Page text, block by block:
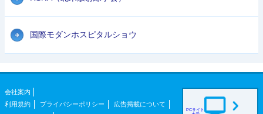
国際モダンホスピタルショウ
会社案内
利用規約
プライバシーポリシー
広告掲載について
PCサイト